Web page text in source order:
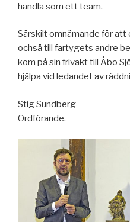
handla som ett team.
Särskilt omnämande för
ochså till fartygets andre
kom på sin frivakt till Åbo
hjälpa vid ledandet av
Stig Sundberg
Ordförande.